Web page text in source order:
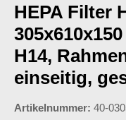
HEPA Filter
H14,
einseitig,
Artikelnummer: 40-